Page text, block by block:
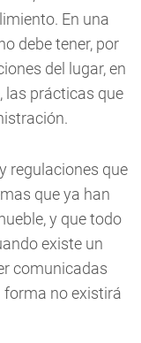
En una
debe tener, por
del lugar, en
las prácticas que
regulaciones que
que ya han
y que todo
existe un
comunicadas
forma no existirá